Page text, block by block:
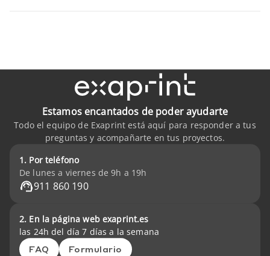
Estamos encantados de poder ayudarte
Todo el equipo de Exaprint está aquí para responder a tus
preguntas y acompañarte en tus proyectos.
1. Por teléfono
De lunes a viernes de 9h a 19h
911 860 190
2. En la página web exaprint.es
las 24h del día 7 días a la semana
FAQ Formulario